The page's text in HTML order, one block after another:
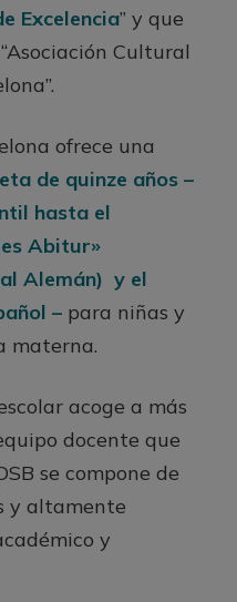
Excelencia” y que
Cultural
ofrece una
de quinze años –
hasta el
Abitur»
Alemán) y el
– para niñas y
materna.
acoge a más
docente que
se compone de
y altamente
y